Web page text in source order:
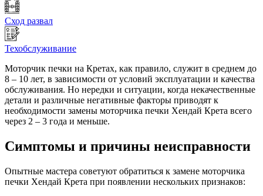
Сход развал
Техобслуживание
Моторчик печки на Кретах, как правило, служит в среднем до
8 – 10 лет, в зависимости от условий эксплуатации и качества
обслуживания. Но нередки и ситуации, когда некачественные
детали и различные негативные факторы приводят к
необходимости замены моторчика печки Хендай Крета всего
через 2 – 3 года и меньше.
Симптомы и причины неисправности
Опытные мастера советуют обратиться к замене моторчика
печки Хендай Крета при появлении нескольких признаков: